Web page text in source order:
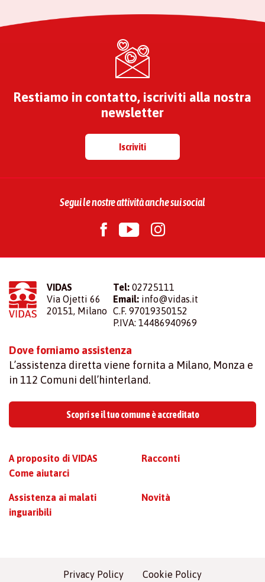
Restiamo in contatto, iscriviti alla nostra
newsletter
Iscriviti
Segui le nostre attività anche sui social
VIDAS
Via Ojetti 66
20151, Milano
Tel: 02725111
Email: info@vidas.it
C.F. 97019350152
P.IVA: 14486940969
Dove forniamo assistenza
L’assistenza diretta viene fornita a Milano, Monza e
in 112 Comuni dell’hinterland.
Scopri se il tuo comune è accreditato
A proposito di VIDAS
Come aiutarci
Assistenza ai malati
inguaribili
Racconti
Novità
Privacy Policy Cookie Policy